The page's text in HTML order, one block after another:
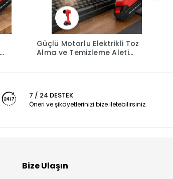
Güçlü Motorlu Elektrikli Toz
Alma ve Temizleme Aleti
7 / 24 DESTEK
Öneri ve şikayetlerinizi bize iletebilirsiniz.
Bize Ulaşın